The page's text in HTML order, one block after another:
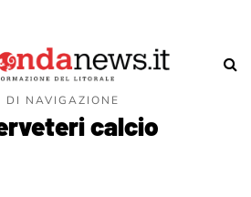
DI NAVIGAZIONE
calcio